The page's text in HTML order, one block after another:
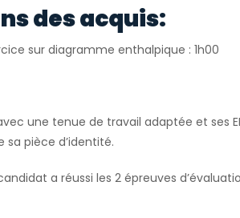
des acquis:
sur diagramme enthalpique : 1h00
une tenue de travail adaptée et ses
sa pièce d’identité.
a réussi les 2 épreuves